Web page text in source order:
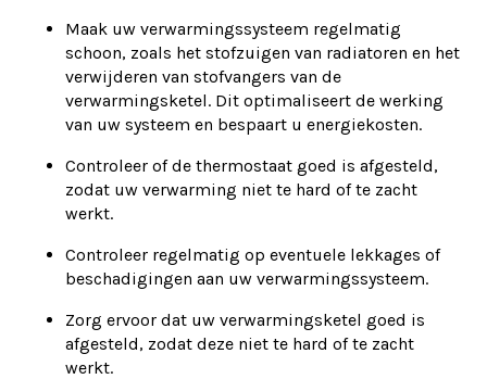
Maak uw verwarmingssysteem regelmatig
schoon, zoals het stofzuigen van radiatoren en het
verwijderen van stofvangers van de
verwarmingsketel. Dit optimaliseert de werking
van uw systeem en bespaart u energiekosten.
Controleer of de thermostaat goed is afgesteld,
zodat uw verwarming niet te hard of te zacht
werkt.
Controleer regelmatig op eventuele lekkages of
beschadigingen aan uw verwarmingssysteem.
Zorg ervoor dat uw verwarmingsketel goed is
afgesteld, zodat deze niet te hard of te zacht
werkt.